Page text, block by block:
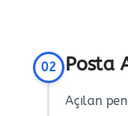
02 Posta
Açılan